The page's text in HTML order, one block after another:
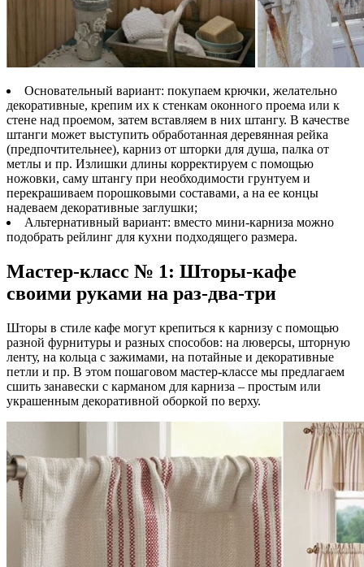
Основательный вариант: покупаем крючки, желательно
декоративные, крепим их к стенкам оконного проема или к
стене над проемом, затем вставляем в них штангу. В качестве
штанги может выступить обработанная деревянная рейка
(предпочтительнее), карниз от шторки для душа, палка от
метлы и пр. Излишки длины корректируем с помощью
ножовки, саму штангу при необходимости грунтуем и
перекрашиваем порошковыми составами, а на ее концы
надеваем декоративные заглушки;
Альтернативный вариант: вместо мини-карниза можно
подобрать рейлинг для кухни подходящего размера.
Мастер-класс № 1: Шторы-кафе
своими руками на раз-два-три
Шторы в стиле кафе могут крепиться к карнизу с помощью
разной фурнитуры и разных способов: на люверсы, шторную
ленту, на кольца с зажимами, на потайные и декоративные
петли и пр. В этом пошаговом мастер-классе мы предлагаем
сшить занавески с карманом для карниза – простым или
украшенным декоративной оборкой по верху.